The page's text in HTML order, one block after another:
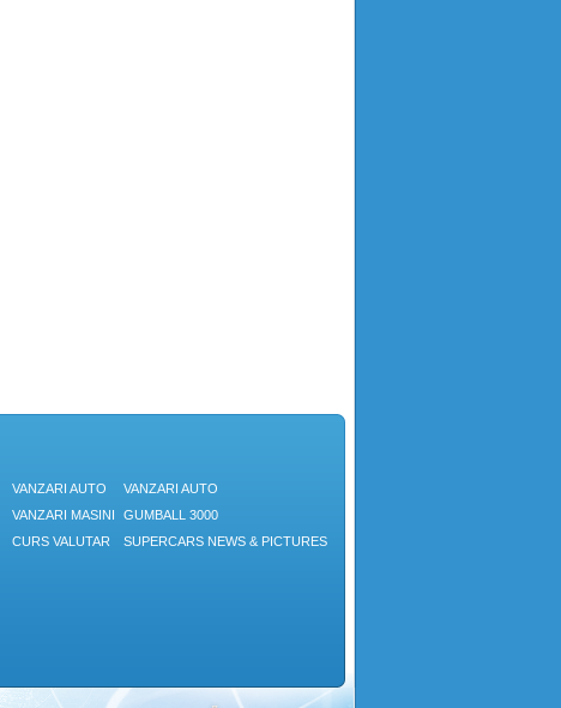
VANZARI AUTO
VANZARI MASINI
CURS VALUTAR
VANZARI AUTO
GUMBALL 3000
SUPERCARS NEWS & PICTURES